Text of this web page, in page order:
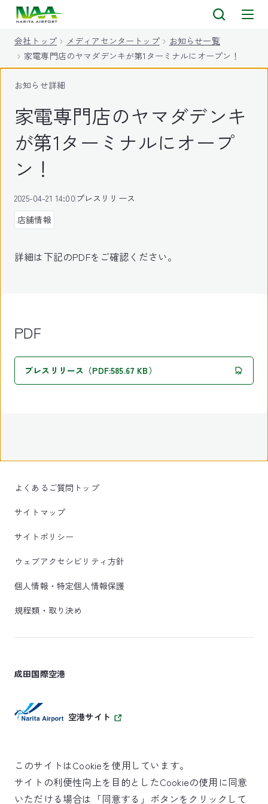
会社トップ メディアセンタートップ
お知らせ一覧
家電専門店のヤマダデンキが第1ターミナルにオープン！
お知らせ詳細
家電専門店のヤマダデンキ
が第1ターミナルにオープ
ン！
2025-04-21 14:00プレスリリース
店舗情報
詳細は下記のPDFをご確認ください。
PDF
プレスリリース（PDF:585.67 KB）
よくあるご質問トップ
サイトマップ
サイトポリシー
ウェブアクセシビリティ方針
個人情報・特定個人情報保護
規程類・取り決め
成田国際空港
空港サイト
SKYTRAX
このサイトはCookieを使用しています。
サイトの利便性向上を目的としたCookieの使用に同意
いただける場合は「同意する」ボタンをクリックして